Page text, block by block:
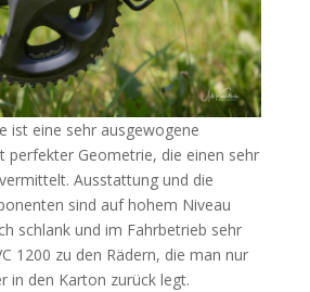
ist eine sehr ausgewogene
perfekter Geometrie, die einen sehr
Ausstattung und die
sind auf hohem Niveau
schlank und im Fahrbetrieb sehr
1200 zu den Rädern, die man nur
in den Karton zurück legt.